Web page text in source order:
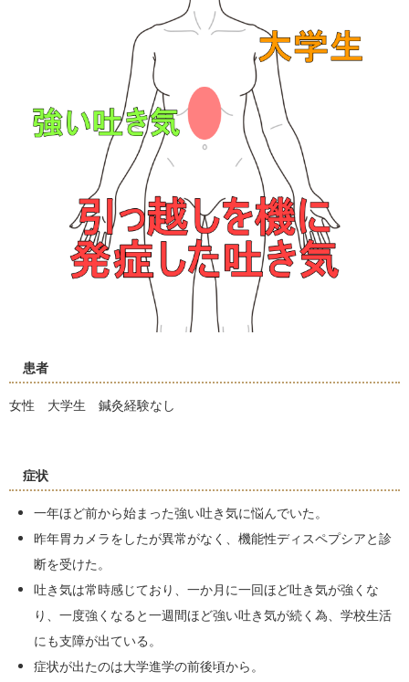
患者
女性 大学生 鍼灸経験なし
症状
一年ほど前から始まった強い吐き気に悩んでいた。
昨年胃カメラをしたが異常がなく、機能性ディスペプシアと診
断を受けた。
吐き気は常時感じており、一か月に一回ほど吐き気が強くな
り、一度強くなると一週間ほど強い吐き気が続く為、学校生活
にも支障が出ている。
症状が出たのは大学進学の前後頃から。